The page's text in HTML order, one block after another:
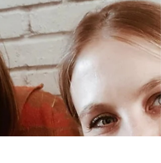
Tout d’abord, on a cru que ce qui se passait
nous concernait pas. Non ça se passait là-
sur cet autre continent loin de chez nous.